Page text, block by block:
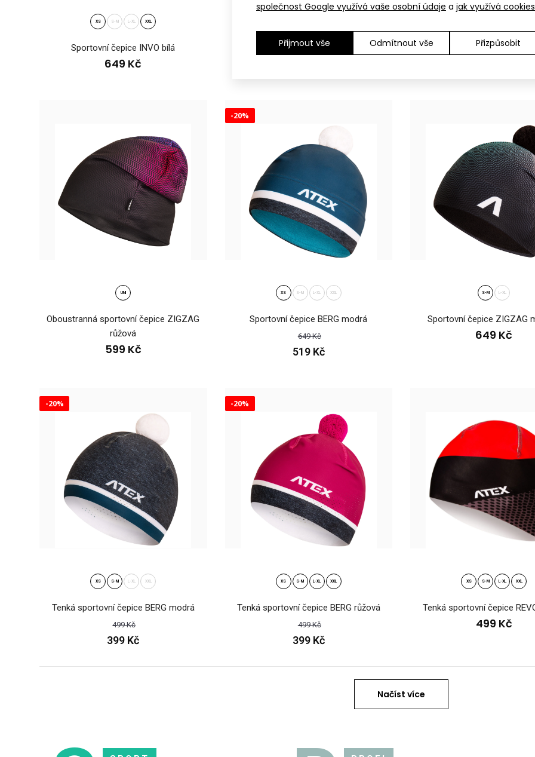
společnost Google využívá vaše osobní údaje a jak využívá cookies
Přijmout vše Odmítnout vše Přizpůsobit
599 Kč
Pletená čepice
KNIT ve dvou
Pletená čepice KNIT TRIKOLORA 2
599 Kč
Pletená čepice
dvou veliko..
Pletená čepice
XS S-M L-XL XXL
Sportovní čepice INVO bílá
649 Kč
Sportovní čepice INVO červená Tenká sportovní čepice
UNI
Oboustranná sportovní čepice ZIGZAG
růžová
599 Kč
-20%
XS S-M L-XL XXL
Sportovní čepice BERG modrá
649 Kč
519 Kč
S-M L-XL
Sportovní čepice ZIGZAG
649 Kč
-20%
XS S-M L-XL XXL
Tenká sportovní čepice BERG modrá
499 Kč
399 Kč
-20%
XS S-M L-XL XXL
Tenká sportovní čepice BERG růžová
499 Kč
399 Kč
XS S-M L-XL XXL
Tenká sportovní čepice
499 Kč
Načíst více